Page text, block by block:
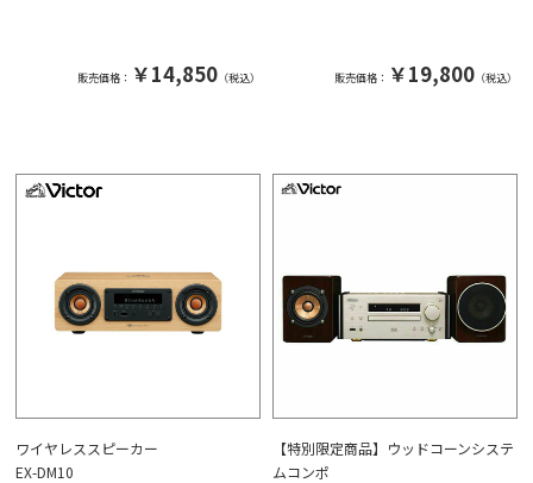
販売価格： ￥14,850（税込） 販売価格： ￥19,800（税込）
ワイヤレススピーカー
EX-DM10
【特別限定商品】ウッドコーンシステ
ムコンポ